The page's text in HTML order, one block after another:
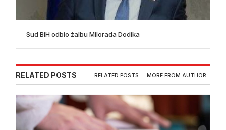
Sud BiH odbio žalbu Milorada Dodika
RELATED POSTS RELATED POSTS MORE FROM AUTHOR